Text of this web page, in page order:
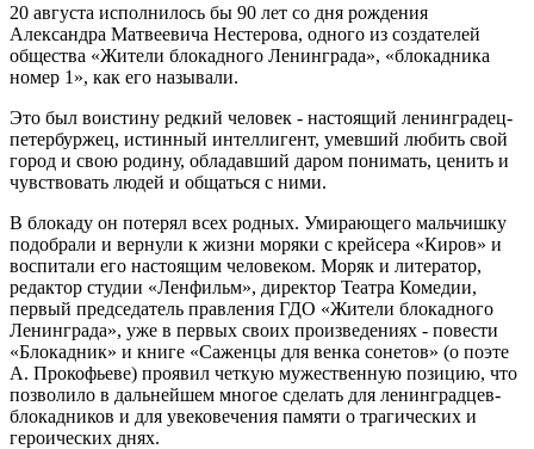
20 августа исполнилось бы 90 лет со дня рождения
Александра Матвеевича Нестерова, одного из создателей
общества «Жители блокадного Ленинграда», «блокадника
номер 1», как его называли.
Это был воистину редкий человек - настоящий ленинградец-
петербуржец, истинный интеллигент, умевший любить свой
город и свою родину, обладавший даром понимать, ценить и
чувствовать людей и общаться с ними.
В блокаду он потерял всех родных. Умирающего мальчишку
подобрали и вернули к жизни моряки с крейсера «Киров» и
воспитали его настоящим человеком. Моряк и литератор,
редактор студии «Ленфильм», директор Театра Комедии,
первый председатель правления ГДО «Жители блокадного
Ленинграда», уже в первых своих произведениях - повести
«Блокадник» и книге «Саженцы для венка сонетов» (о поэте
А. Прокофьеве) проявил четкую мужественную позицию, что
позволило в дальнейшем многое сделать для ленинградцев-
блокадников и для увековечения памяти о трагических и
героических днях.